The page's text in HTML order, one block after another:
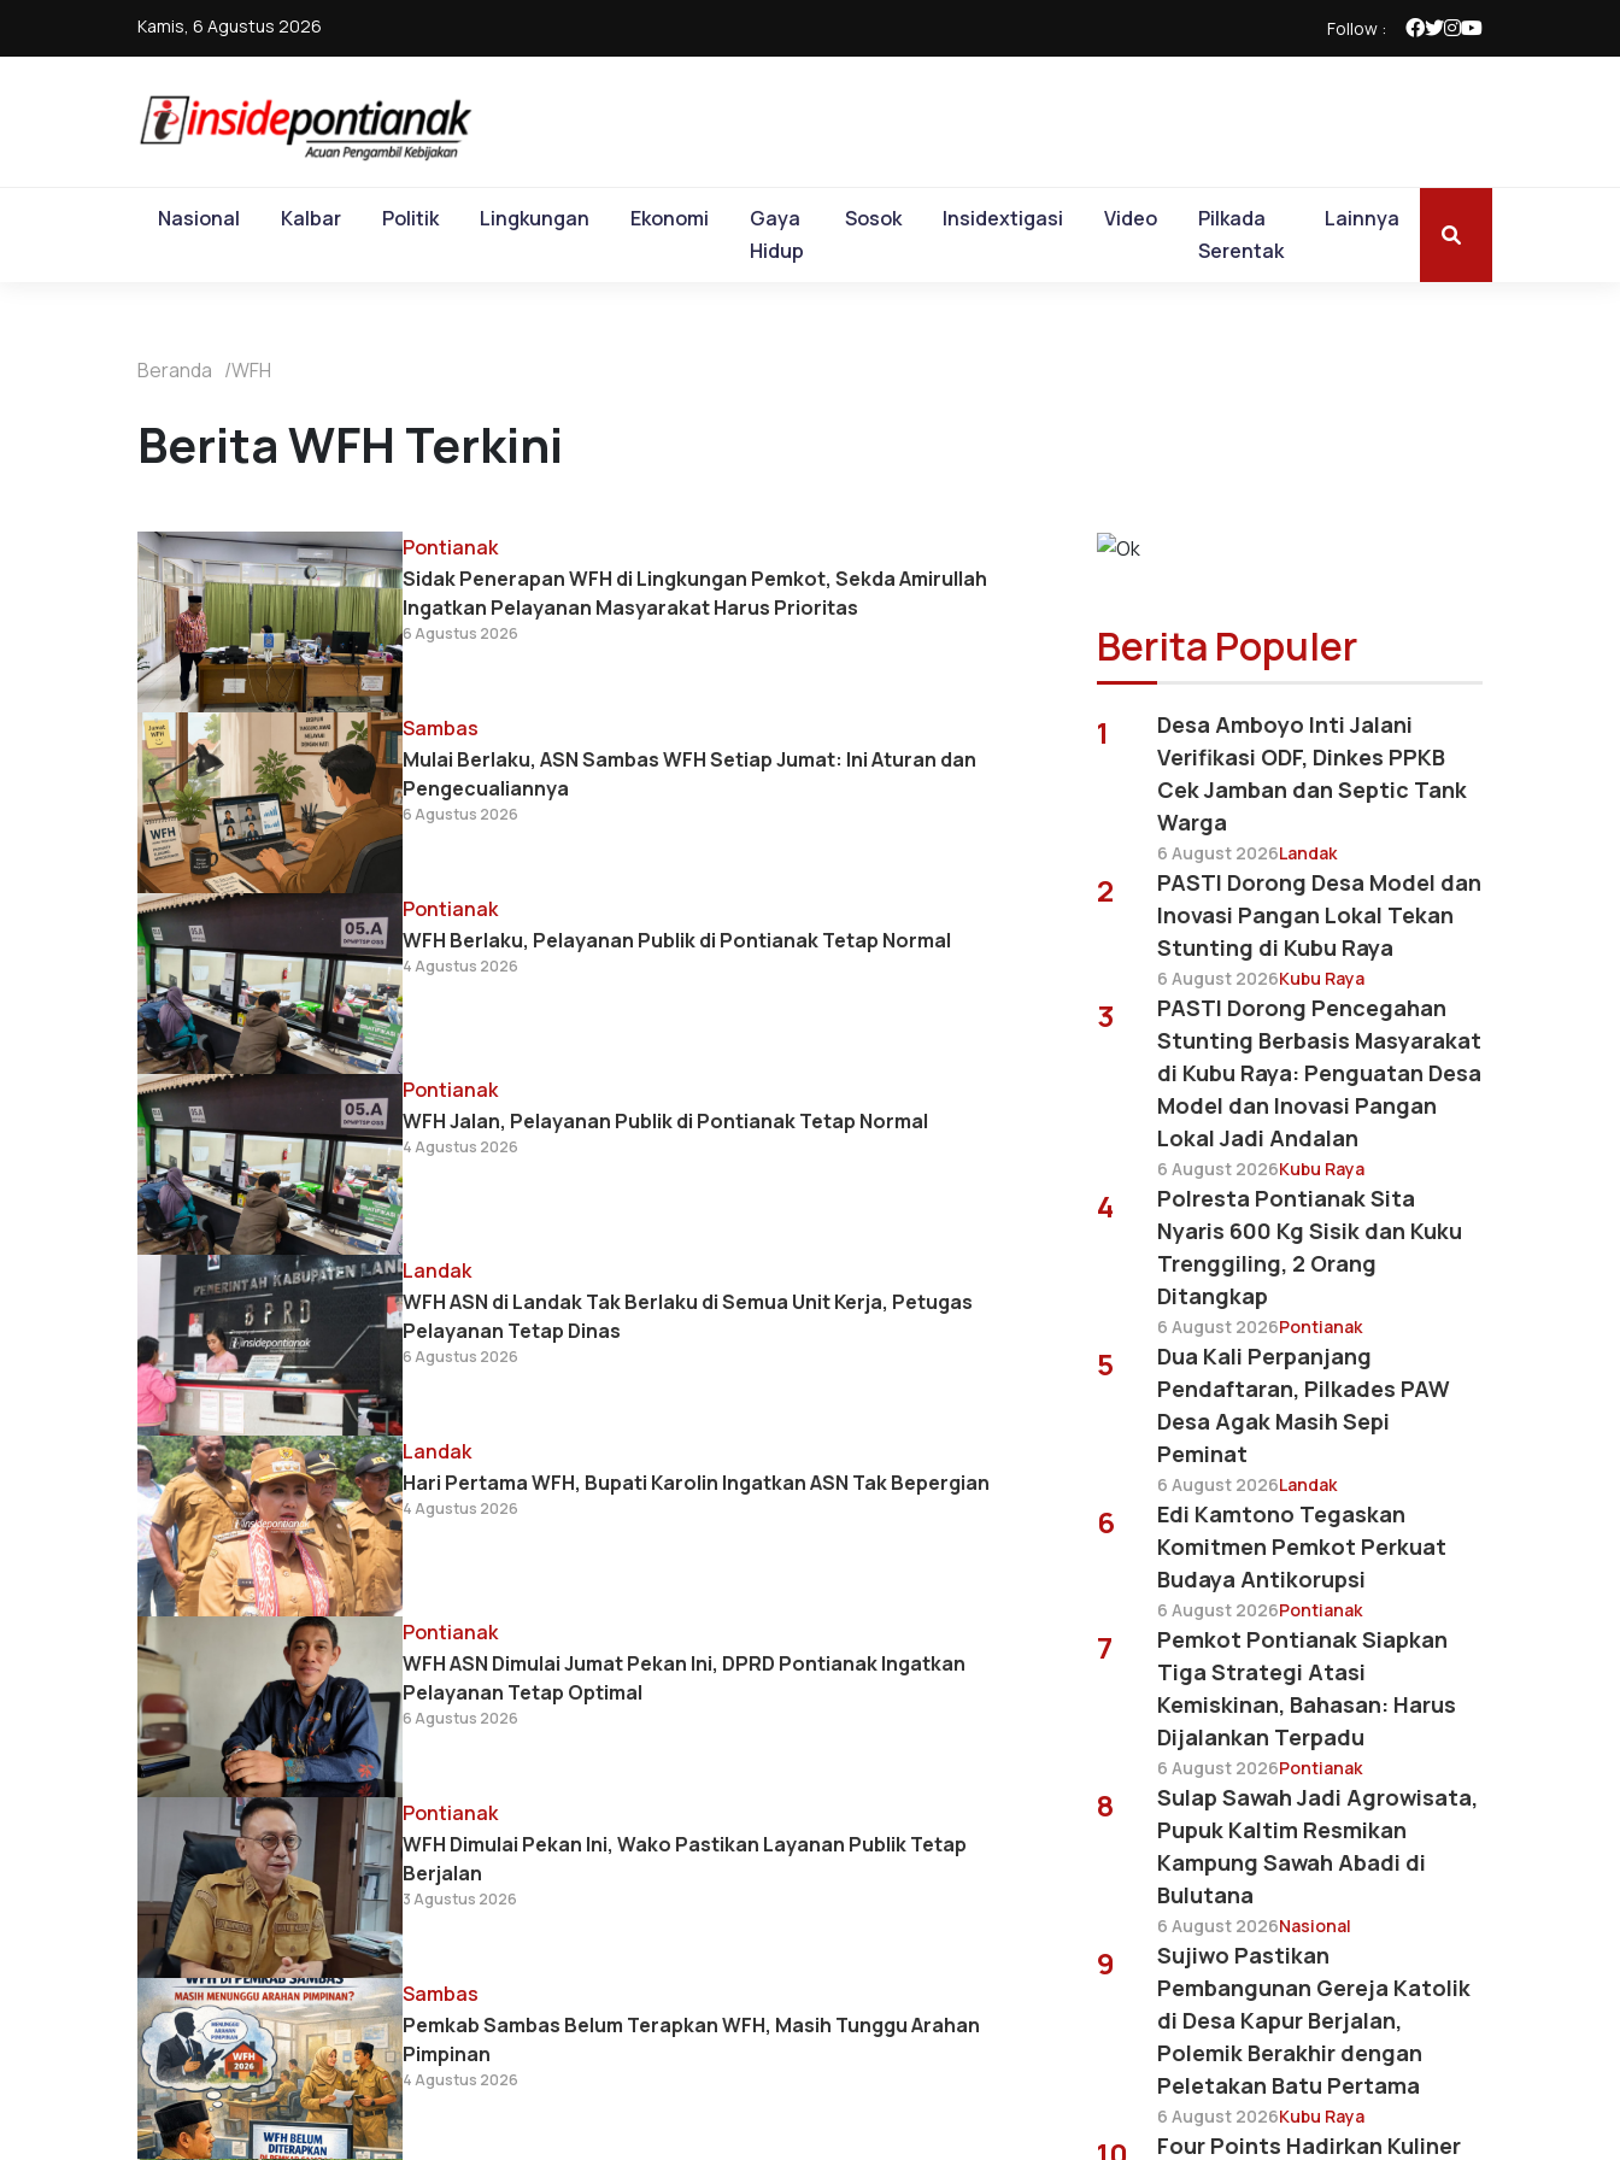
Kamis, 6 Agustus 2026 Follow :
Nasional Kalbar Politik Lingkungan Ekonomi
Gaya
Hidup
Sosok Insidextigasi Video
Pilkada
Serentak
Lainnya
Beranda WFH
Berita WFH Terkini
Pontianak
Sidak Penerapan WFH di Lingkungan Pemkot, Sekda Amirullah
Ingatkan Pelayanan Masyarakat Harus Prioritas
6 Agustus 2026
Sambas
Mulai Berlaku, ASN Sambas WFH Setiap Jumat: Ini Aturan dan
Pengecualiannya
6 Agustus 2026
Pontianak
WFH Berlaku, Pelayanan Publik di Pontianak Tetap Normal
4 Agustus 2026
Pontianak
WFH Jalan, Pelayanan Publik di Pontianak Tetap Normal
4 Agustus 2026
Landak
WFH ASN di Landak Tak Berlaku di Semua Unit Kerja, Petugas
Pelayanan Tetap Dinas
6 Agustus 2026
Landak
Hari Pertama WFH, Bupati Karolin Ingatkan ASN Tak Bepergian
4 Agustus 2026
Pontianak
WFH ASN Dimulai Jumat Pekan Ini, DPRD Pontianak Ingatkan
Pelayanan Tetap Optimal
6 Agustus 2026
Pontianak
WFH Dimulai Pekan Ini, Wako Pastikan Layanan Publik Tetap
Berjalan
3 Agustus 2026
Sambas
Pemkab Sambas Belum Terapkan WFH, Masih Tunggu Arahan
Pimpinan
4 Agustus 2026
Berita Populer
1
Desa Amboyo Inti Jalani
Verifikasi ODF, Dinkes PPKB
Cek Jamban dan Septic Tank
Warga
6 August 2026Landak
2
PASTI Dorong Desa Model dan
Inovasi Pangan Lokal Tekan
Stunting di Kubu Raya
6 August 2026Kubu Raya
3
PASTI Dorong Pencegahan
Stunting Berbasis Masyarakat
di Kubu Raya: Penguatan Desa
Model dan Inovasi Pangan
Lokal Jadi Andalan
6 August 2026Kubu Raya
4
Polresta Pontianak Sita
Nyaris 600 Kg Sisik dan Kuku
Trenggiling, 2 Orang
Ditangkap
6 August 2026Pontianak
5
Dua Kali Perpanjang
Pendaftaran, Pilkades PAW
Desa Agak Masih Sepi
Peminat
6 August 2026Landak
6
Edi Kamtono Tegaskan
Komitmen Pemkot Perkuat
Budaya Antikorupsi
6 August 2026Pontianak
7
Pemkot Pontianak Siapkan
Tiga Strategi Atasi
Kemiskinan, Bahasan: Harus
Dijalankan Terpadu
6 August 2026Pontianak
8
Sulap Sawah Jadi Agrowisata,
Pupuk Kaltim Resmikan
Kampung Sawah Abadi di
Bulutana
6 August 2026Nasional
9
Sujiwo Pastikan
Pembangunan Gereja Katolik
di Desa Kapur Berjalan,
Polemik Berakhir dengan
Peletakan Batu Pertama
6 August 2026Kubu Raya
Four Points Hadirkan Kuliner